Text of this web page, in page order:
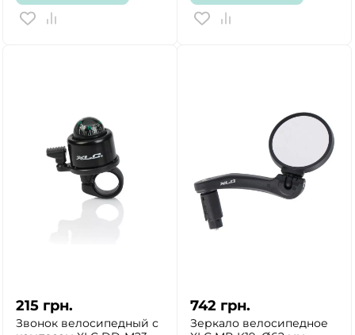
215 грн.
Звонок велосипедный с
742 грн.
Зеркало велосипедное